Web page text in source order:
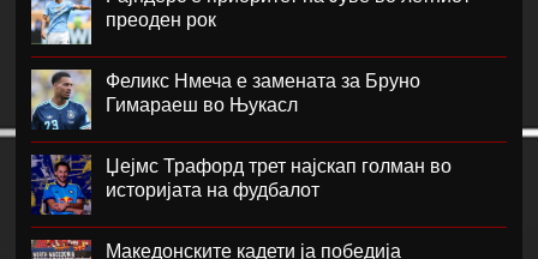
преоден рок
Феликс Нмеча е замената за Бруно
Гимараеш во Њукасл
Џејмс Трафорд трет најскап голман во
историјата на фудбалот
Македонските кадети ја победија